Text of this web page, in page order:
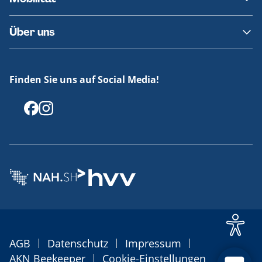
Fundsachen
Häufige Fragen
Barrierefreies Reisen
Erklärung Barrierefreiheit
Über uns
Offenlegungen
Finden Sie uns auf Social Media!
AGB | Datenschutz | Impressum |
AKN Beekeeper | Cookie-Einstellungen